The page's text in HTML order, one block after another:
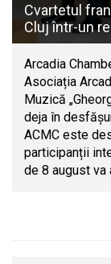
Cvartetul
Cluj într-un
Arcadia
Asociația
Muzică
deja în
ACMC este
participanții
de 8 august va